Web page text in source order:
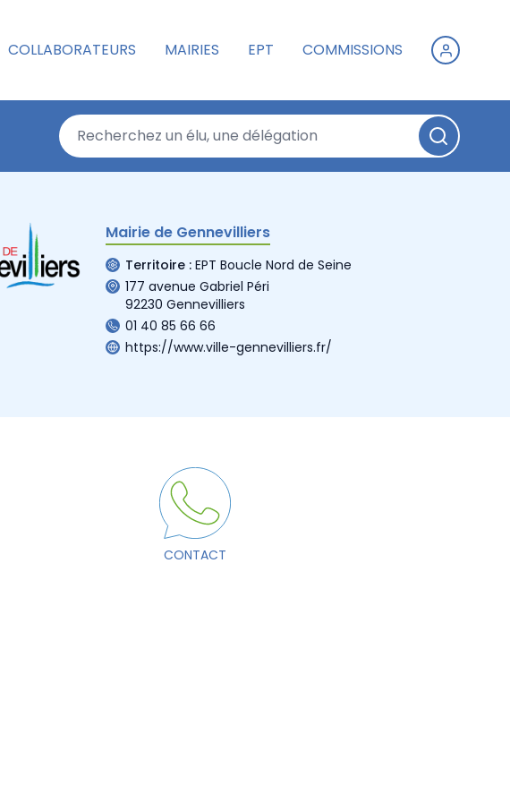
COLLABORATEURS MAIRIES EPT COMMISSIONS
Mairie de Gennevilliers
Territoire : EPT Boucle Nord de Seine
177 avenue Gabriel Péri
92230 Gennevilliers
01 40 85 66 66
https://www.ville-gennevilliers.fr/
CONTACT